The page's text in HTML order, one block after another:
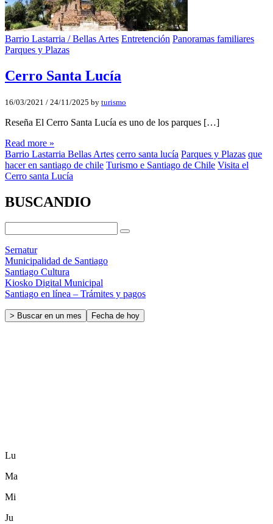
Barrio Lastarria / Bellas Artes Entretención Panoramas familiares
Parques y Plazas
Cerro Santa Lucí­a
16/03/2021 / 24/11/2025 by turismo
Reseña El Cerro Santa Lucía es uno de los parques […]
Read more »
Barrio Lastarria Bellas Artes cerro santa lucía Parques y Plazas que
hacer en santiago de chile Turismo e Santiago de Chile Visita el
Cerro santa Lucía
BUSCANDIO
Sernatur
Municipalidad de Santiago
Santiago Cultura
Kiosko Digital Municipal
Santiago en línea – Trámites y pagos
> Buscar en un mes Fecha de hoy
Lu
Ma
Mi
Ju